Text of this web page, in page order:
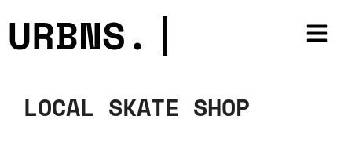
URBNS. |
LOCAL SKATE SHOP